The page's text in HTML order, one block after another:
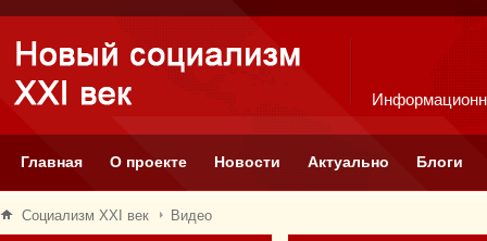
Главная О проекте Новости Актуально Блоги
Социализм XXI век Видео